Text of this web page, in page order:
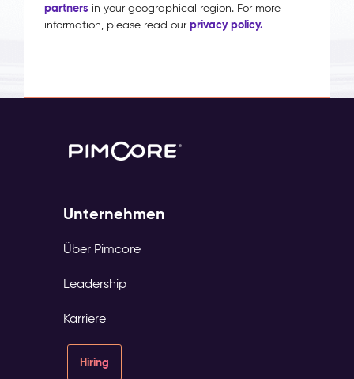
partners in your geographical region. For more
information, please read our privacy policy.
Unternehmen
Über Pimcore
Leadership
Karriere
Hiring